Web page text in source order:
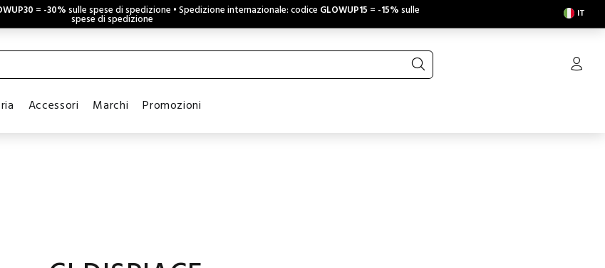
= -30%sulle spese di spedizione • Spedizione internazionale: codice GLOWUP15 = -15%sulle
spese di spedizione IT
Accessori Marchi Promozioni